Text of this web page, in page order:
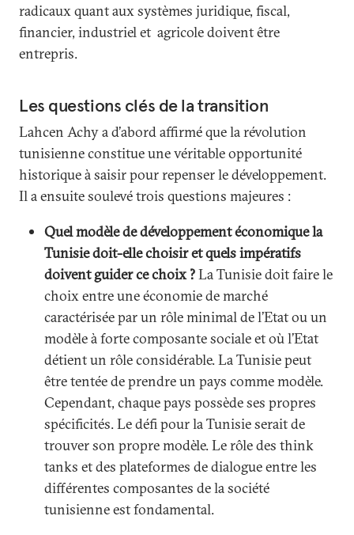
radicaux quant aux systèmes juridique, fiscal,
financier, industriel et agricole doivent être
entrepris.
Les questions clés de la transition
Lahcen Achy a d’abord affirmé que la révolution
tunisienne constitue une véritable opportunité
historique à saisir pour repenser le développement.
Il a ensuite soulevé trois questions majeures :
Quel modèle de développement économique la
Tunisie doit-elle choisir et quels impératifs
doivent guider ce choix ?La Tunisie doit faire le
choix entre une économie de marché
caractérisée par un rôle minimal de l’Etat ou un
modèle à forte composante sociale et où l’Etat
détient un rôle considérable. La Tunisie peut
être tentée de prendre un pays comme modèle.
Cependant, chaque pays possède ses propres
spécificités. Le défi pour la Tunisie serait de
trouver son propre modèle. Le rôle des think
tanks et des plateformes de dialogue entre les
différentes composantes de la société
tunisienne est fondamental.